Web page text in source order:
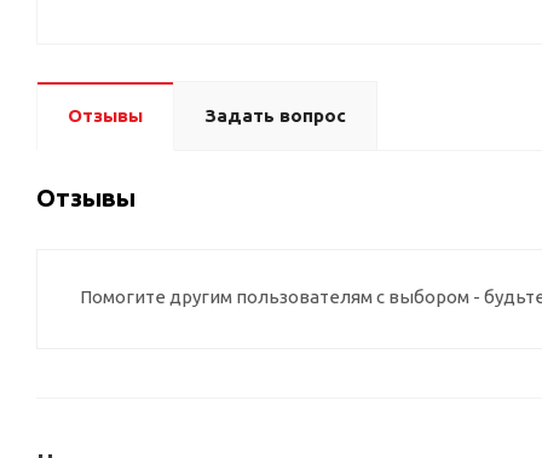
Отзывы Задать вопрос
Отзывы
Помогите другим пользователям с выбором -